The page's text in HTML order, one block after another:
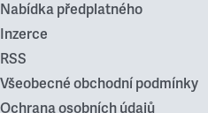
Nabídka předplatného
Inzerce
RSS
Všeobecné obchodní podmínky
Ochrana osobních údajů